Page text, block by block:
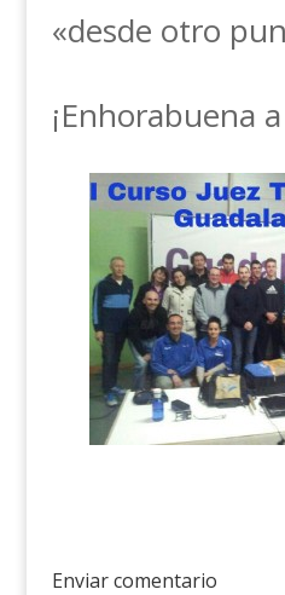
«desde otro
¡Enhorabuena
Enviar comentario